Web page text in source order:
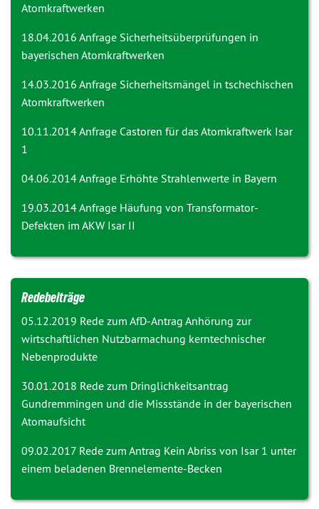
Atomkraftwerken
18.04.2016 Anfrage Sicherheitsüberprüfungen in
bayerischen Atomkraftwerken
14.03.2016 Anfrage Sicherheitsmängel in tschechischen
Atomkraftwerken
10.11.2014 Anfrage Castoren für das Atomkraftwerk Isar
1
04.06.2014 Anfrage Erhöhte Strahlenwerte in Bayern
19.03.2014 Anfrage Häufung von Transformator-
Defekten im AKW Isar II
Redebeiträge
05.12.2019 Rede zum AfD-Antrag Anhörung zur
wirtschaftlichen Nutzbarmachung kerntechnischer
Nebenprodukte
30.01.2018 Rede zum Dringlichkeitsantrag
Gundremmingen und die Missstände in der bayerischen
Atomaufsicht
09.02.2017 Rede zum Antrag Kein Abriss von Isar 1 unter
einem beladenen Brennelemente-Becken